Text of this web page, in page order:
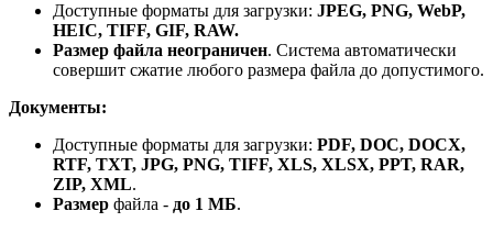
Доступные форматы для загрузки: JPEG, PNG, WebP,
HEIC, TIFF, GIF, RAW.
Размер файла неограничен. Система автоматически
совершит сжатие любого размера файла до допустимого.
Документы:
Доступные форматы для загрузки: PDF, DOC, DOCX,
RTF, TXT, JPG, PNG, TIFF, XLS, XLSX, PPT, RAR,
ZIP, XML.
Размер файла - до 1 МБ.